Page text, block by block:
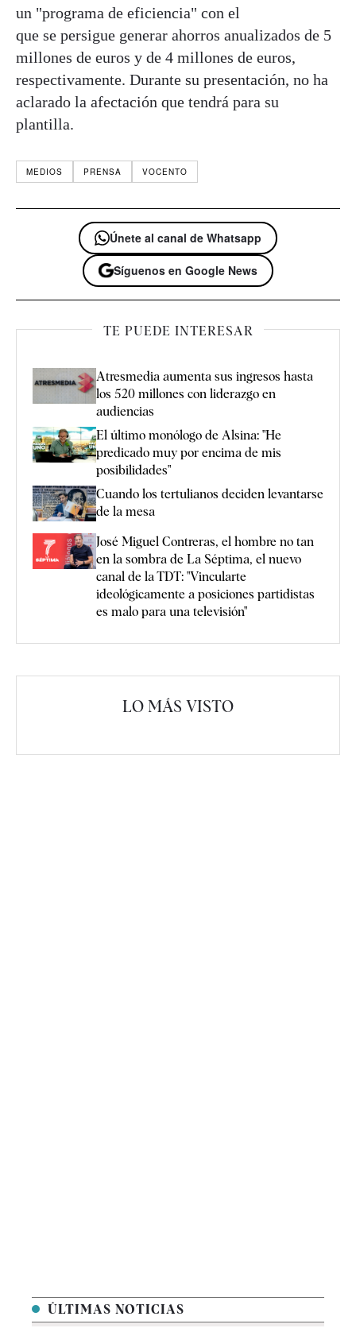
un "programa de eficiencia" con el
que se persigue generar ahorros anualizados de 5
millones de euros y de 4 millones de euros,
respectivamente. Durante su presentación, no ha
aclarado la afectación que tendrá para su
plantilla.
MEDIOS PRENSA VOCENTO
Únete al canal de Whatsapp
Síguenos en Google News
TE PUEDE INTERESAR
Atresmedia aumenta sus ingresos hasta
los 520 millones con liderazgo en
audiencias
El último monólogo de Alsina: "He
predicado muy por encima de mis
posibilidades"
Cuando los tertulianos deciden levantarse
de la mesa
José Miguel Contreras, el hombre no tan
en la sombra de La Séptima, el nuevo
canal de la TDT: "Vincularte
ideológicamente a posiciones partidistas
es malo para una televisión"
LO MÁS VISTO
ÚLTIMAS NOTICIAS